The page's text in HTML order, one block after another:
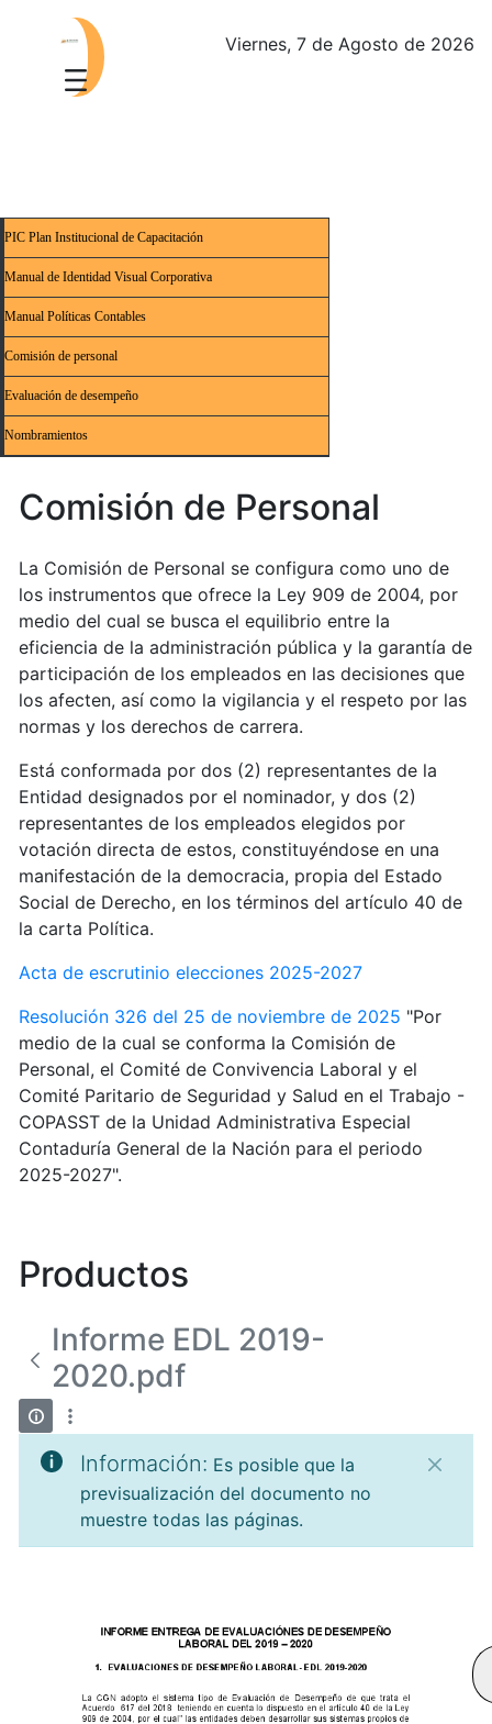
Viernes, 7 de Agosto de 2026
PIC Plan Institucional de Capacitación
Manual de Identidad Visual Corporativa
Manual Políticas Contables
Comisión de personal
Evaluación de desempeño
Nombramientos
Comisión de Personal
La Comisión de Personal se configura como uno de
los instrumentos que ofrece la Ley 909 de 2004, por
medio del cual se busca el equilibrio entre la
eficiencia de la administración pública y la garantía de
participación de los empleados en las decisiones que
los afecten, así como la vigilancia y el respeto por las
normas y los derechos de carrera.
Está conformada por dos (2) representantes de la
Entidad designados por el nominador, y dos (2)
representantes de los empleados elegidos por
votación directa de estos, constituyéndose en una
manifestación de la democracia, propia del Estado
Social de Derecho, en los términos del artículo 40 de
la carta Política.
Acta de escrutinio elecciones 2025-2027
Resolución 326 del 25 de noviembre de 2025 "Por
medio de la cual se conforma la Comisión de
Personal, el Comité de Convivencia Laboral y el
Comité Paritario de Seguridad y Salud en el Trabajo -
COPASST de la Unidad Administrativa Especial
Contaduría General de la Nación para el periodo
2025-2027".
Productos
Informe EDL 2019-
2020.pdf
Información: Es posible que la
previsualización del documento no
muestre todas las páginas.